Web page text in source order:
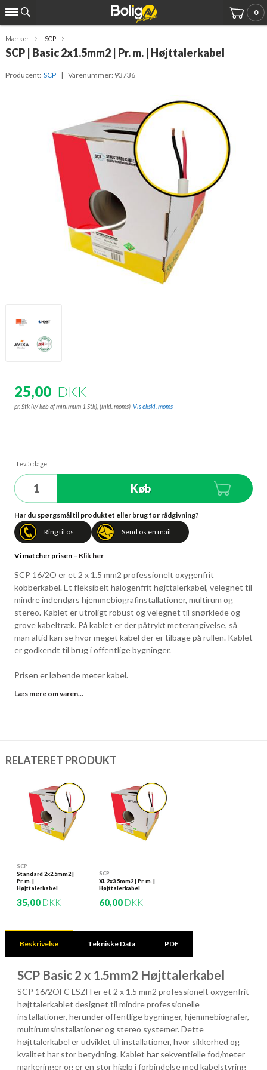
0
Mærker SCP
SCP | Basic 2x1.5mm2 | Pr. m. | Højttalerkabel
Producent: SCP | Varenummer: 93736
25,00 DKK
pr. Stk (v/ køb af minimum 1 Stk), (inkl. moms) Vis ekskl. moms
Lev. 5 dage
Køb
Har du spørgsmål til produktet eller brug for rådgivning?
Ring til os
Send os en mail
Vi matcher prisen – Klik her
SCP 16/2O er et 2 x 1.5 mm2 professionelt oxygenfrit
kobberkabel. Et fleksibelt halogenfrit højttalerkabel, velegnet til
mindre indendørs hjemmebiografinstallationer, multirum og
stereo. Kablet er utroligt robust og velegnet til snørklede og
grove kabeltræk. På kablet er der påtrykt meterangivelse, så
man altid kan se hvor meget kabel der er tilbage på rullen. Kablet
er godkendt til brug i offentlige bygninger.
Prisen er løbende meter kabel.
Læs mere om varen...
RELATERET PRODUKT
SCP
Standard 2x2.5mm2 |
Pr. m. |
Højttalerkabel
35,00 DKK
SCP
XL 2x3.5mm2 | Pr. m. |
Højttalerkabel
60,00 DKK
Beskrivelse Tekniske Data PDF
SCP Basic 2 x 1.5mm2 Højttalerkabel
SCP 16/2OFC LSZH er et 2 x 1.5 mm2 professionelt oxygenfrit
højttalerkablet designet til mindre professionelle
installationer, herunder offentlige bygninger, hjemmebiografer,
multirumsinstallationer og stereo systemer. Dette
højttalerkabel er udviklet til installationer, hvor sikkerhed og
kvalitet har stor betydning. Kablet har sekventielle fod/meter
markeringer og er en stor hjælp i forbindelse med kabelstyring